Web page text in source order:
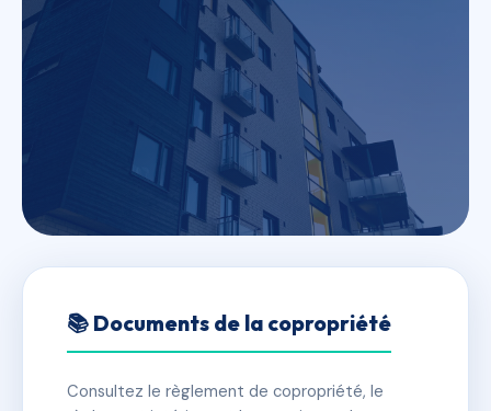
LE CLOS DES JEANNONS
✓ Immatriculée 🏠 56 lots 🏗 1 bâtiment(s)
📚 Documents de la copropriété
Consultez le règlement de copropriété, le